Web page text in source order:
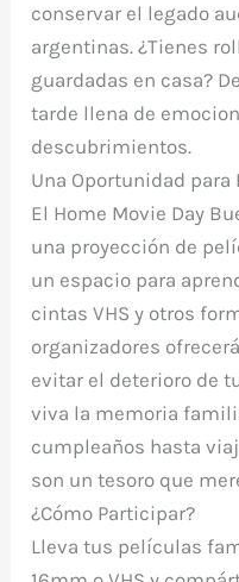
conservar el legado
argentinas. ¿Tienes
guardadas en casa?
tarde llena de
descubrimientos.
Una Oportunidad
El Home Movie Day
una proyección de
un espacio para
cintas VHS y otros
organizadores
evitar el deterioro de
viva la memoria
cumpleaños hasta
son un tesoro que
¿Cómo Participar?
Lleva tus películas